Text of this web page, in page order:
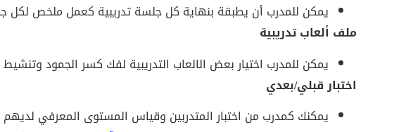
يمكن للمدرب أن يطبقة بنهاية كل جلسة تدريبية كعمل ملخص لكل
ملف ألعاب تدريبية
يمكن للمدرب اختيار بعض الالعاب التدريبية لفك كسر الجمود وتنشيط
اختبار قبلي/بعدي
يمكنك كمدرب من اختبار المتدربين وقياس المستوى المعرفي لديهم